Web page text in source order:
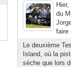
du
faire
Le deuxième
Island, où la
sèche que lors